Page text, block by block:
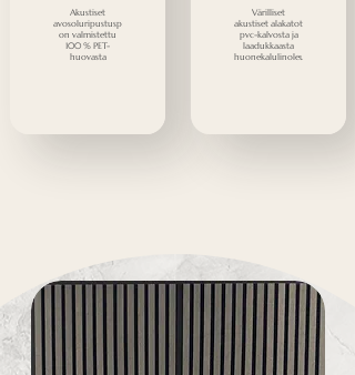
Akustiset
avosoluripustuspaneelit
on valmistettu
100 % PET-
huovasta
Värilliset
akustiset alakatot
pvc-kalvosta ja
laadukkaasta
huonekalulinoleumista.